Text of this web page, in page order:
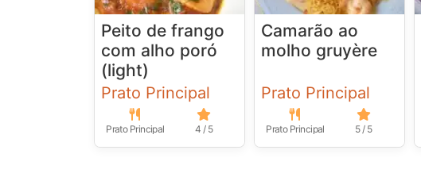
Peito de frango
com alho poró
(light)
Prato Principal
Prato Principal 4 / 5
Camarão ao
molho gruyère
Prato Principal
Prato Principal 5 / 5